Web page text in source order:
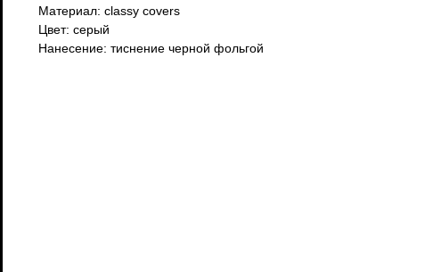
Материал: classy covers
Цвет: серый
Нанесение: тиснение черной фольгой